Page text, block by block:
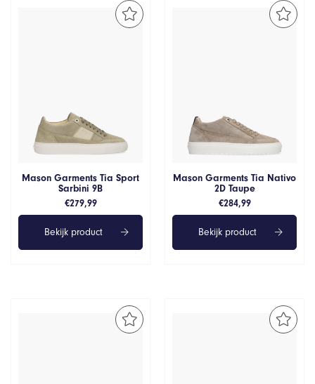
Mason Garments Tia Sport
Sarbini 9B
€279,99
Bekijk product
Mason Garments Tia Nativo
2D Taupe
€284,99
Bekijk product